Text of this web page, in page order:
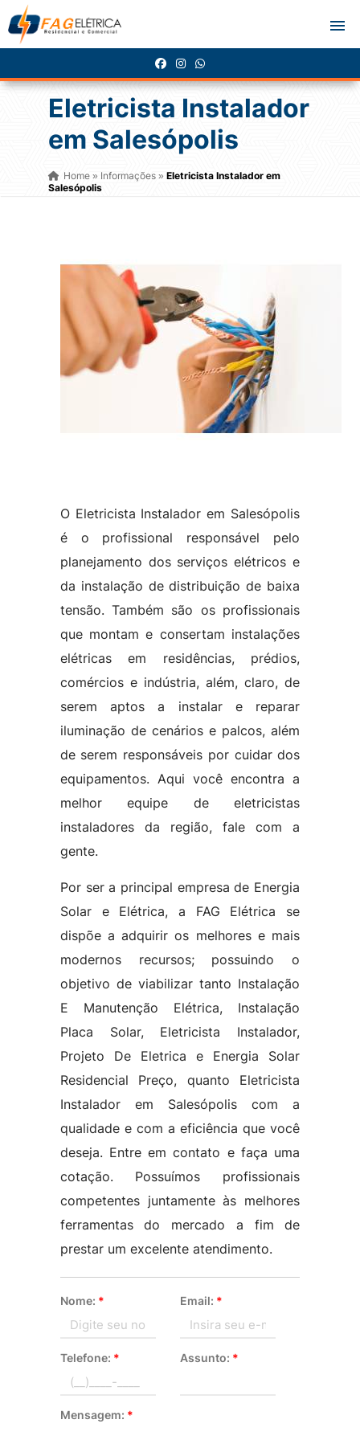
Eletricista Instalador
em Salesópolis
Home» Informações » Eletricista Instalador em
Salesópolis
O Eletricista Instalador em Salesópolis
é o profissional responsável pelo
planejamento dos serviços elétricos e
da instalação de distribuição de baixa
tensão. Também são os profissionais
que montam e consertam instalações
elétricas em residências, prédios,
comércios e indústria, além, claro, de
serem aptos a instalar e reparar
iluminação de cenários e palcos, além
de serem responsáveis por cuidar dos
equipamentos. Aqui você encontra a
melhor equipe de eletricistas
instaladores da região, fale com a
gente.
Por ser a principal empresa de Energia
Solar e Elétrica, a FAG Elétrica se
dispõe a adquirir os melhores e mais
modernos recursos; possuindo o
objetivo de viabilizar tanto Instalação
E Manutenção Elétrica, Instalação
Placa Solar, Eletricista Instalador,
Projeto De Eletrica e Energia Solar
Residencial Preço, quanto Eletricista
Instalador em Salesópolis com a
qualidade e com a eficiência que você
deseja. Entre em contato e faça uma
cotação. Possuímos profissionais
competentes juntamente às melhores
ferramentas do mercado a fim de
prestar um excelente atendimento.
Nome: * Email: *
Telefone: * Assunto: *
Mensagem: *